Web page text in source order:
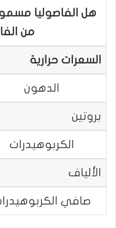
هل الفاصوليا
من
السعرات حرارية
الدهون
بروتين
الكربوهيدرات
الألياف
صافي